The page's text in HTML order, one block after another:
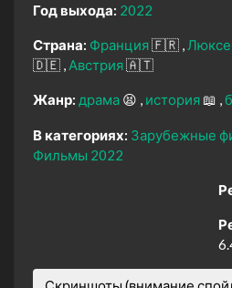
Год выхода: 2022
Страна: Франция🇫🇷
🇩🇪 Австрия🇦🇹
Жанр: драма 😫 история 📖
В категориях: Зарубежные
Фильмы 2022